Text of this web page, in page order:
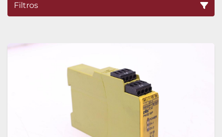
Filtros